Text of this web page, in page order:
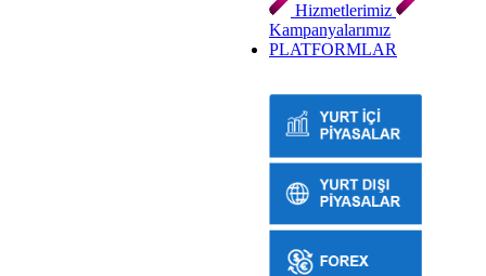
Hizmetlerimiz
Kampanyalarımız
PLATFORMLAR